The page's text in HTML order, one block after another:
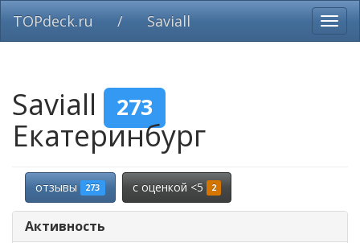
TOPdeck.ru / Saviall
Saviall 273
Екатеринбург
отзывы 273 c оценкой <5 2
Активность